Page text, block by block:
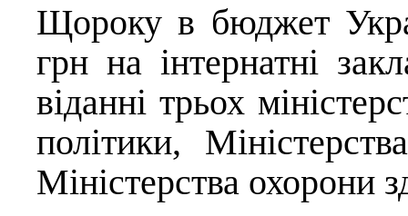
Щороку в бюджет
грн на інтернатні
віданні трьох
політики,
Міністерства охорони